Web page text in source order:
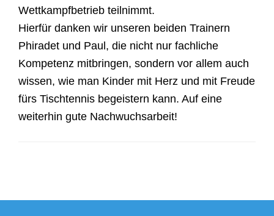
Wettkampfbetrieb teilnimmt.
Hierfür danken wir unseren beiden Trainern
Phiradet und Paul, die nicht nur fachliche
Kompetenz mitbringen, sondern vor allem auch
wissen, wie man Kinder mit Herz und mit Freude
fürs Tischtennis begeistern kann. Auf eine
weiterhin gute Nachwuchsarbeit!